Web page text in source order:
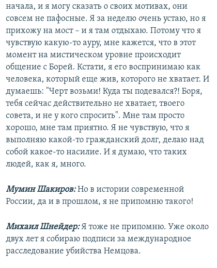
начала, и я могу сказать о своих мотивах, они
совсем не пафосные. Я за неделю очень устаю, но я
прихожу на мост – и я там отдыхаю. Потому что я
чувствую какую-то ауру, мне кажется, что в этот
момент на мистическом уровне происходит
общение с Борей. Кстати, я его воспринимаю как
человека, который еще жив, которого не хватает. И
думаешь: "Черт возьми! Куда ты подевался?! Боря,
тебя сейчас действительно не хватает, твоего
совета, и не у кого спросить". Мне там просто
хорошо, мне там приятно. Я не чувствую, что я
выполняю какой-то гражданский долг, делаю над
собой какое-то насилие. И я думаю, что таких
людей, как я, много.
Мумин Шакиров:Но в истории современной
России, да и в прошлом, я не припомню такого!
Михаил Шнейдер:Я тоже не припомню. Уже около
двух лет я собираю подписи за международное
расследование убийства Немцова.